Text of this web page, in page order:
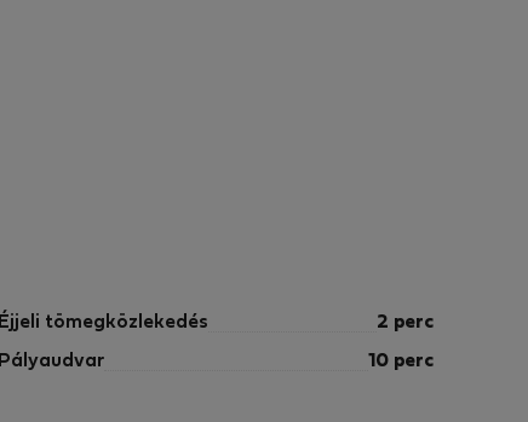
Éjjeli tömegközlekedés 2 perc
Pályaudvar 10 perc